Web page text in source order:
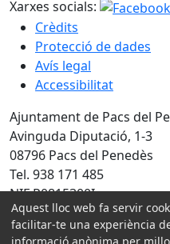
Xarxes socials:
Crèdits
Protecció de dades
Avís legal
Accessibilitat
Ajuntament de Pacs del
Avinguda Diputació, 1-3
08796 Pacs del Penedès
Tel. 938 171 485
NIF P0815300I
Amb la col·laboració de:
Aquest lloc web fa servir
facilitar-te una experiència